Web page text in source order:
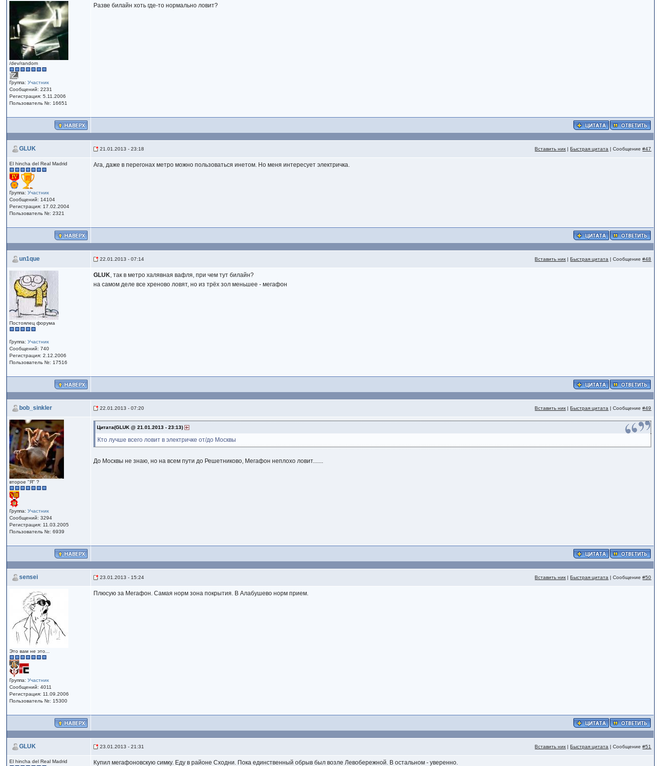
/dev/random
Группа:Участник
Сообщений: 2231
Регистрация: 5.11.2006
Пользователь №: 16651
Разве билайн хоть где-то нормально ловит?
GLUK 21.01.2013 - 23:18 Вставить ник |Быстрая цитата | Сообщение#47
El hincha del Real Madrid
Группа:Участник
Сообщений: 14104
Регистрация: 17.02.2004
Пользователь №: 2321
Ага, даже в перегонах метро можно пользоваться инетом. Но меня интересует электричка.
un1que 22.01.2013 - 07:14 Вставить ник |Быстрая цитата | Сообщение#48
Постоялец форума
Группа:Участник
Сообщений: 740
Регистрация: 2.12.2006
Пользователь №: 17516
GLUK, так в метро халявная вафля, при чем тут билайн?
на самом деле все хреново ловят, но из трёх зол меньшее - мегафон
bob_sinkler 22.01.2013 - 07:20 Вставить ник |Быстрая цитата | Сообщение#49
второе "Я" ?
Группа:Участник
Сообщений: 3294
Регистрация: 11.03.2005
Пользователь №: 6939
Цитата(GLUK @ 21.01.2013 - 23:13)
Кто лучше всего ловит в электричке от/до Москвы
До Москвы не знаю, но на всем пути до Решетниково, Мегафон неплохо ловит.......
sensei 23.01.2013 - 15:24 Вставить ник |Быстрая цитата | Сообщение#50
Это вам не это...
Группа:Участник
Сообщений: 4011
Регистрация: 11.09.2006
Пользователь №: 15300
Плюсую за Мегафон. Самая норм зона покрытия. В Алабушево норм прием.
GLUK 23.01.2013 - 21:31 Вставить ник |Быстрая цитата | Сообщение#51
El hincha del Real Madrid Купил мегафоновскую симку. Еду в районе Сходни. Пока единственный обрыв был возле Левобережной. В остальном - уверенно.